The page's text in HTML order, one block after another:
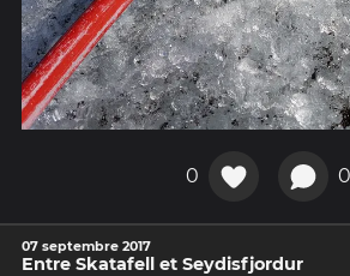
0 0
07 septembre 2017
Entre Skatafell et Seydisfjordur